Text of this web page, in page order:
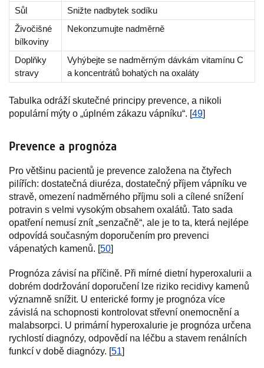
Sůl
Snižte nadbytek sodíku
Živočišné
bílkoviny
Nekonzumujte nadměrně
Doplňky
stravy
Vyhýbejte se nadměrným dávkám vitamínu C
a koncentrátů bohatých na oxaláty
Tabulka odráží skutečné principy prevence, a nikoli
populární mýty o „úplném zákazu vápníku“. [49]
Prevence a prognóza
Pro většinu pacientů je prevence založena na čtyřech
pilířích: dostatečná diuréza, dostatečný příjem vápníku ve
stravě, omezení nadměrného příjmu soli a cílené snížení
potravin s velmi vysokým obsahem oxalátů. Tato sada
opatření nemusí znít „senzačně“, ale je to ta, která nejlépe
odpovídá současným doporučením pro prevenci
vápenatých kamenů. [50]
Prognóza závisí na příčině. Při mírné dietní hyperoxalurii a
dobrém dodržování doporučení lze riziko recidivy kamenů
významně snížit. U enterické formy je prognóza více
závislá na schopnosti kontrolovat střevní onemocnění a
malabsorpci. U primární hyperoxalurie je prognóza určena
rychlostí diagnózy, odpovědí na léčbu a stavem renálních
funkcí v době diagnózy. [51]